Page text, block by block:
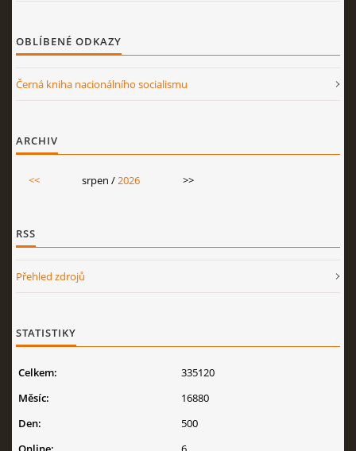
OBLÍBENÉ ODKAZY
Černá kniha nacionálního socialismu
ARCHIV
<< srpen /2026 >>
RSS
Přehled zdrojů
STATISTIKY
Celkem:
335120
Měsíc:
16880
Den:
500